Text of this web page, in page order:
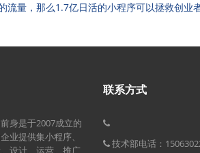
流量，那么1.7亿日活的小程序可以拯救创业
身是于2007成立的
业提供集小程序、
设计、运营、推广
联系方式
技术部电话：